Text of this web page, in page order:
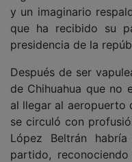
y un imaginario
que ha recibido su
presidencia de la
Después de ser
de Chihuahua que no
al llegar al aeropuerto
se circuló con
López Beltrán
partido,